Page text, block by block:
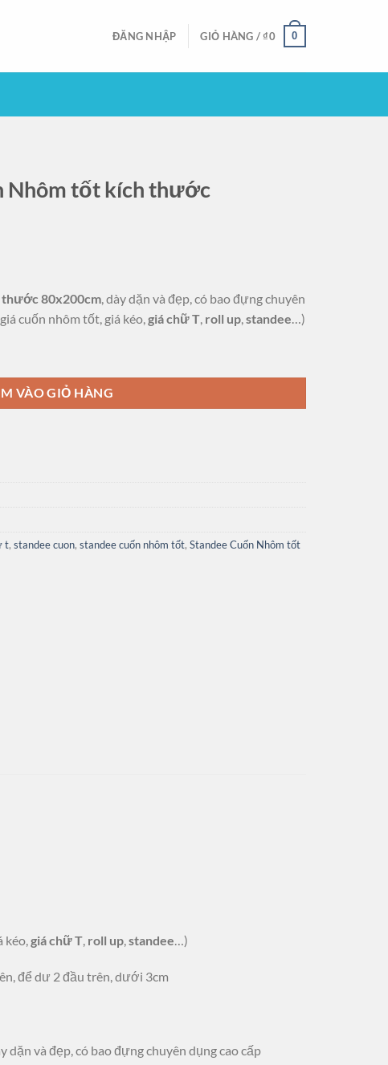
ĐĂNG NHẬP GIỎ HÀNG / ₫0 0
Nhôm tốt kích thước
thước 80x200cm, dày dặn và đẹp, có bao đựng chuyên
cuốn nhôm tốt, giá kéo, giá chữ T, roll up, standee …)
VÀO GIỎ HÀNG
t, standee cuon, standee cuốn nhôm tốt, Standee Cuốn Nhôm tốt
kéo, giá chữ T roll up standee …)
để dư 2 đầu trên, dưới 3cm
dặn và đẹp, có bao đựng chuyên dụng cao cấp